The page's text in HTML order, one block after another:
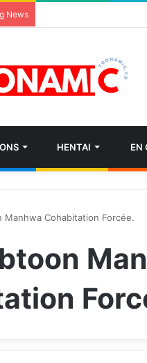
News
HENTAI EN
Manhwa Cohabitation Forcée.